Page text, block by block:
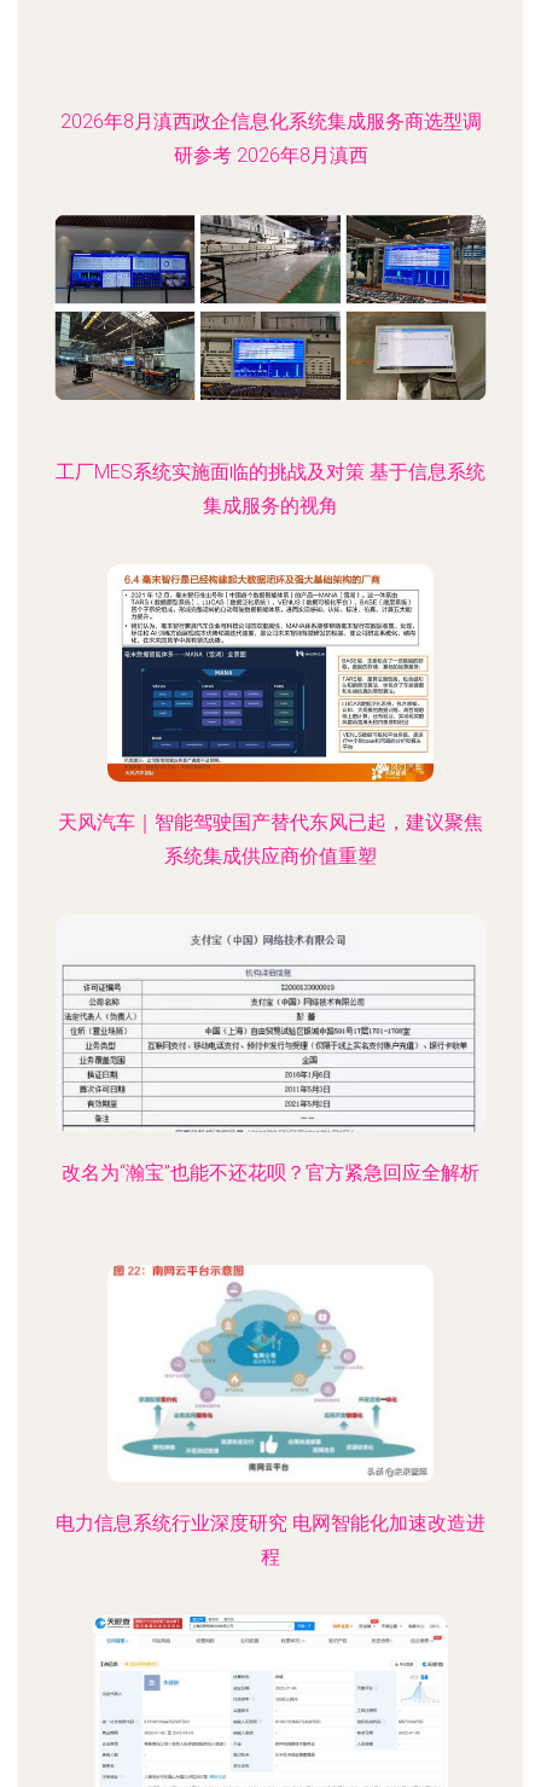
2026年8月滇西政企信息化系统集成服务商选型调
研参考 2026年8月滇西
工厂MES系统实施面临的挑战及对策 基于信息系统
集成服务的视角
天风汽车｜智能驾驶国产替代东风已起，建议聚焦
系统集成供应商价值重塑
改名为“瀚宝”也能不还花呗？官方紧急回应全解析
电力信息系统行业深度研究 电网智能化加速改造进
程